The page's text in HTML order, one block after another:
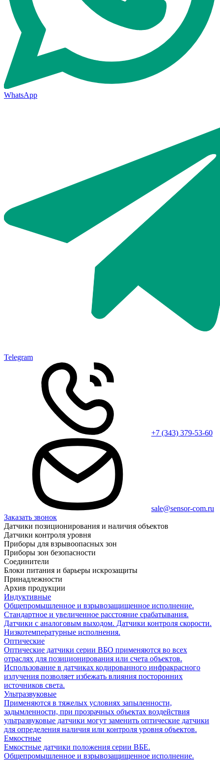
WhatsApp
Telegram
+7 (343) 379-53-60
sale@sensor-com.ru
Заказать звонок
Датчики позиционирования и наличия объектов
Датчики контроля уровня
Приборы для взрывоопасных зон
Приборы зон безопасности
Соединители
Блоки питания и барьеры искрозащиты
Принадлежности
Архив продукции
Индуктивные
Общепромышленное и взрывозащищенное исполнение.
Стандартное и увеличенное расстояние срабатывания.
Датчики с аналоговым выходом. Датчики контроля скорости.
Низкотемпературные исполнения.
Оптические
Оптические датчики серии ВБО применяются во всех
отраслях для позиционирования или счета объектов.
Использование в датчиках кодированного инфракрасного
излучения позволяет избежать влияния посторонних
источников света.
Ультразвуковые
Применяются в тяжелых условиях запыленности,
задымленности, при прозрачных объектах воздействия
ультразвуковые датчики могут заменить оптические датчики
для определения наличия или контроля уровня объектов.
Емкостные
Емкостные датчики положения серии ВБЕ.
Общепромышленное и взрывозащищенное исполнение.